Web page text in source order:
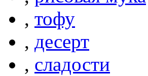
, тофу
, десерт
, сладости